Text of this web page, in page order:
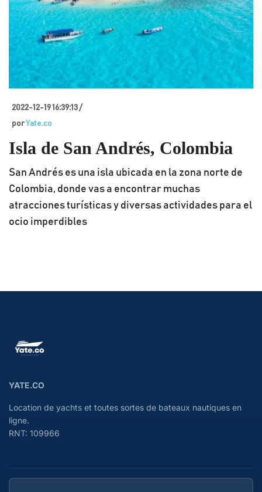
2022-12-19 16:39:13 /
porYate.co
Isla de San Andrés, Colombia
San Andrés es una isla ubicada en la zona norte de
Colombia, donde vas a encontrar muchas
atracciones turísticas y diversas actividades para el
ocio imperdibles
YATE.CO
Location de yachts et toutes sortes de bateaux nautiques en
ligne.
RNT: 109966